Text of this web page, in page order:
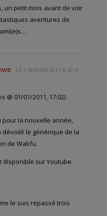
un petit mois avant de voir
aventures de
LE 1 JANVIER 2011 À 20 H
@ 01/01/2011, 17:02)
pour la nouvelle année,
dévoilé le générique de la
de Wakfu.
disponible sur Youtube.
me le suis repassé trois